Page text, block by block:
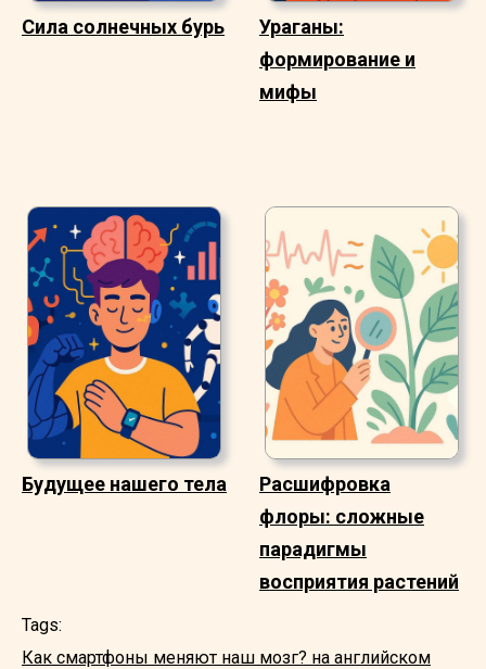
Сила солнечных бурь
Ураганы:
формирование и
мифы
Будущее нашего тела
Расшифровка
флоры: сложные
парадигмы
восприятия растений
Tags:
Как смартфоны меняют наш мозг? на английском